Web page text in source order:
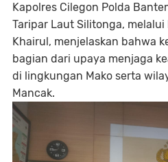
Kapolres Cilegon Polda
Taripar Laut Silitonga, melalui
Khairul, menjelaskan bahwa
bagian dari upaya menjaga
di lingkungan Mako serta
Mancak.